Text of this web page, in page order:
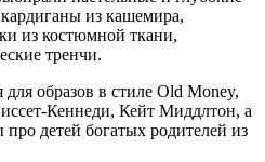
из кашемира,
из костюмной ткани,
тренчи.
образов в стиле Old Money,
Кеннеди, Кейт Миддлтон, а
детей богатых родителей из